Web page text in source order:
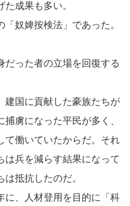
成果も多い。
奴婢按検法」であった。
だった者の立場を回復する
建国に貢献した豪族たちが
虜になった平民が多く、
て働いていたからだ。それ
は兵を減らす結果になって
抵抗したのだ。
に、人材登用を目的に「科